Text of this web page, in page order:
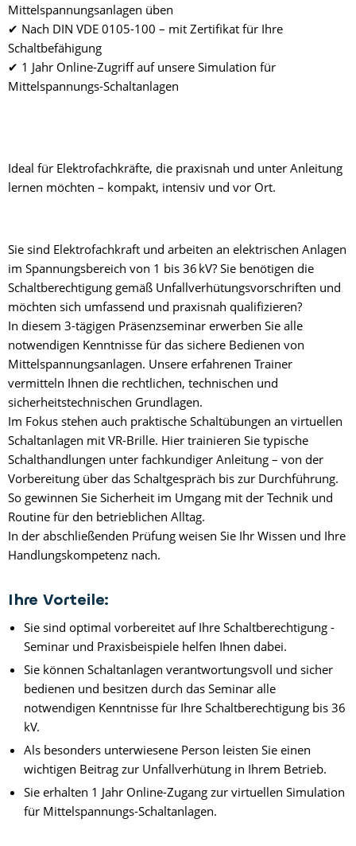
Mittelspannungsanlagen üben
✔ Nach DIN VDE 0105-100 – mit Zertifikat für Ihre
Schaltbefähigung
✔ 1 Jahr Online-Zugriff auf unsere Simulation für
Mittelspannungs-Schaltanlagen
Ideal für Elektrofachkräfte, die praxisnah und unter Anleitung
lernen möchten – kompakt, intensiv und vor Ort.
Sie sind Elektrofachkraft und arbeiten an elektrischen Anlagen
im Spannungsbereich von 1 bis 36 kV? Sie benötigen die
Schaltberechtigung gemäß Unfallverhütungsvorschriften und
möchten sich umfassend und praxisnah qualifizieren?
In diesem 3-tägigen Präsenzseminar erwerben Sie alle
notwendigen Kenntnisse für das sichere Bedienen von
Mittelspannungsanlagen. Unsere erfahrenen Trainer
vermitteln Ihnen die rechtlichen, technischen und
sicherheitstechnischen Grundlagen.
Im Fokus stehen auch praktische Schaltübungen an virtuellen
Schaltanlagen mit VR-Brille. Hier trainieren Sie typische
Schalthandlungen unter fachkundiger Anleitung – von der
Vorbereitung über das Schaltgespräch bis zur Durchführung.
So gewinnen Sie Sicherheit im Umgang mit der Technik und
Routine für den betrieblichen Alltag.
In der abschließenden Prüfung weisen Sie Ihr Wissen und Ihre
Handlungskompetenz nach.
Ihre Vorteile:
Sie sind optimal vorbereitet auf Ihre Schaltberechtigung -
Seminar und Praxisbeispiele helfen Ihnen dabei.
Sie können Schaltanlagen verantwortungsvoll und sicher
bedienen und besitzen durch das Seminar alle
notwendigen Kenntnisse für Ihre Schaltberechtigung bis 36
kV.
Als besonders unterwiesene Person leisten Sie einen
wichtigen Beitrag zur Unfallverhütung in Ihrem Betrieb.
Sie erhalten 1 Jahr Online-Zugang zur virtuellen Simulation
für Mittelspannungs-Schaltanlagen.